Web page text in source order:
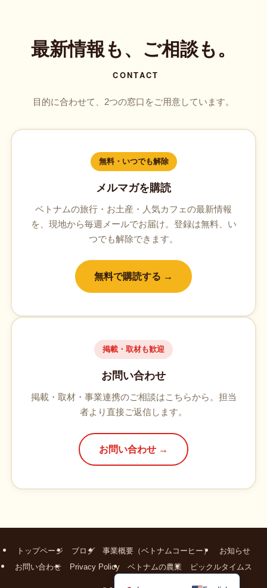
最新情報も、ご相談も。
CONTACT
目的に合わせて、2つの窓口をご用意しています。
無料・いつでも解除
メルマガを購読
ベトナムの旅行・お土産・人気カフェの最新情報
を、現地から毎週メールでお届け。登録は無料、い
つでも解除できます。
無料で購読する →
掲載・取材も歓迎
お問い合わせ
掲載・取材・事業連携のご相談はこちらから。担当
者より直接ご返信します。
お問い合わせ →
トップページ ブログ 事業概要（ベトナムコーヒー）
お知らせ
お問い合わせ
Privacy Policy ベトナムの農業 ピックルタイムス